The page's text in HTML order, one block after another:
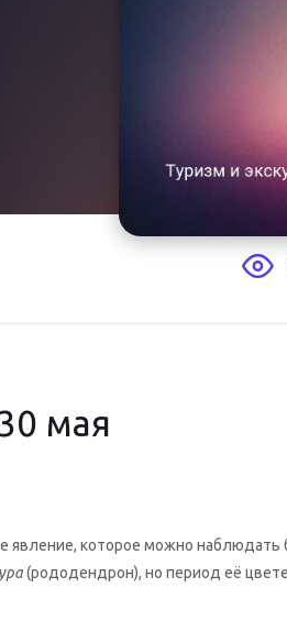
мая
явление, которое можно наблюдать
(рододендрон), но период её